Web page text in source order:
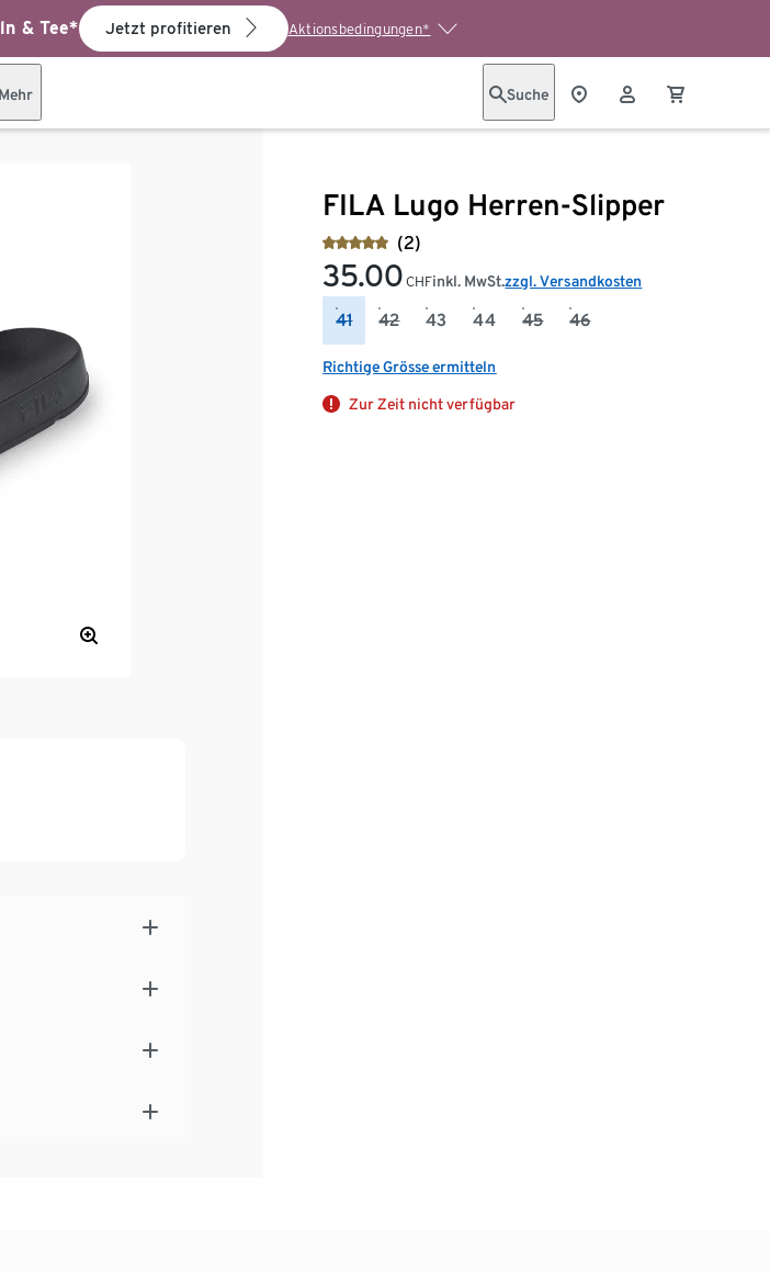
& Tee* Jetzt profitieren Aktionsbedingungen*
Mehr Suche
FILA Lugo Herren-Slipper
(2)
35.00 CHFinkl. MwSt.zzgl. Versandkosten
41 42 43 44 45 46
Richtige Grösse ermitteln
Zur Zeit nicht verfügbar